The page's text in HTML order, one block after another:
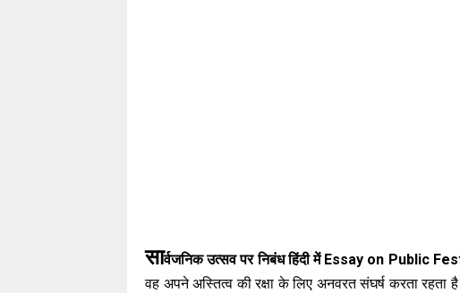
सार्वजनिक उत्सव पर निबंध हिंदी में Essay on Public
वह अपने अस्तित्व की रक्षा के लिए अनवरत संघर्ष करता रहता